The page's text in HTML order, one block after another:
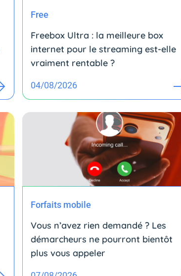
Free
Freebox Ultra : la meilleure box
internet pour le streaming est-elle
vraiment rentable ?
04/08/2026
Forfaits mobile
Vous n’avez rien demandé ? Les
démarcheurs ne pourront bientôt
plus vous appeler